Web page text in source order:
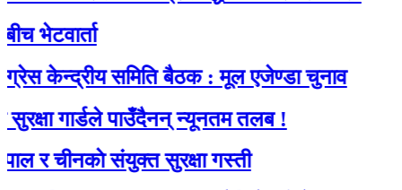
केन्द्रीय समिति बैठक : मूल एजेण्डा चुनाव
गार्डले पाउँदैनन् न्यूनतम तलब !
र चीनकाे संयुक्त सुरक्षा गस्ती